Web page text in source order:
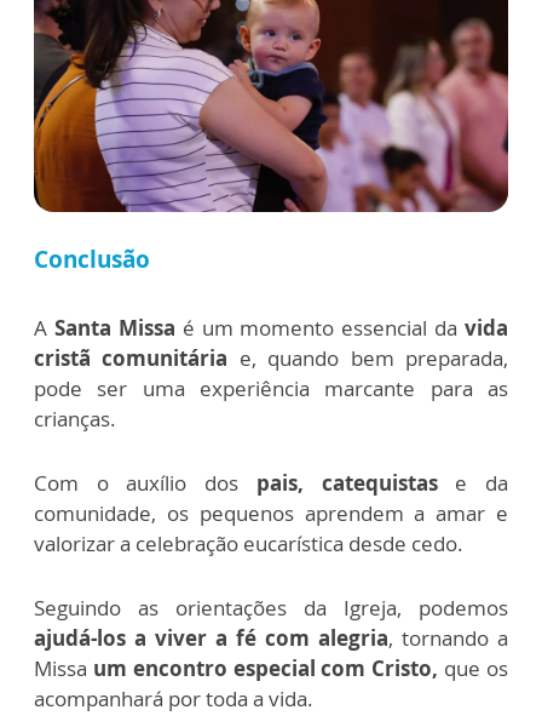
Conclusão
A Santa Missa é um momento essencial da vida
cristã comunitária e, quando bem preparada,
pode ser uma experiência marcante para as
crianças.
Com o auxílio dos pais, catequistase da
comunidade, os pequenos aprendem a amar e
valorizar a celebração eucarística desde cedo.
Seguindo as orientações da Igreja, podemos
ajudá-los a viver a fé com alegria, tornando a
Missa um encontro especial com Cristo, que os
acompanhará por toda a vida.